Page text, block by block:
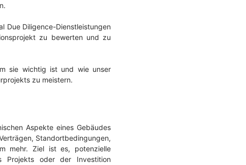
Due Diligence-Dienstleistungen
zu bewerten und zu
sie wichtig ist und wie unser
zu meistern.
Aspekte eines Gebäudes
Standortbedingungen,
mehr. Ziel ist es, potenzielle
Projekts oder der Investition